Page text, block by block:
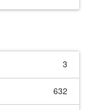
3
632